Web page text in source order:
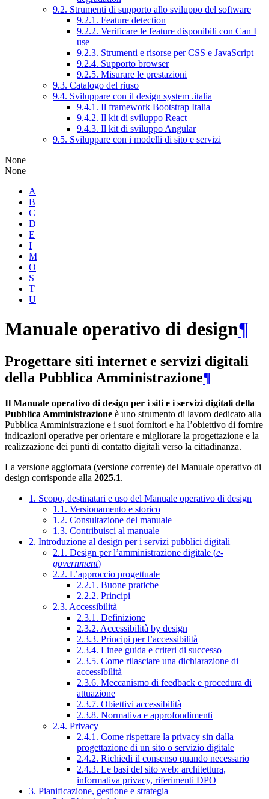
9.2. Strumenti di supporto allo sviluppo del software
9.2.1. Feature detection
9.2.2. Verificare le feature disponibili con Can I
use
9.2.3. Strumenti e risorse per CSS e JavaScript
9.2.4. Supporto browser
9.2.5. Misurare le prestazioni
9.3. Catalogo del riuso
9.4. Sviluppare con il design system .italia
9.4.1. Il framework Bootstrap Italia
9.4.2. Il kit di sviluppo React
9.4.3. Il kit di sviluppo Angular
9.5. Sviluppare con i modelli di sito e servizi
None
None
A
B
C
D
E
I
M
O
S
T
U
Manuale operativo di design¶
Progettare siti internet e servizi digitali
della Pubblica Amministrazione¶
Il Manuale operativo di design per i siti e i servizi digitali della
Pubblica Amministrazione è uno strumento di lavoro dedicato alla
Pubblica Amministrazione e i suoi fornitori e ha l’obiettivo di fornire
indicazioni operative per orientare e migliorare la progettazione e la
realizzazione dei punti di contatto digitali verso la cittadinanza.
La versione aggiornata (versione corrente) del Manuale operativo di
design corrisponde alla 2025.1.
1. Scopo, destinatari e uso del Manuale operativo di design
1.1. Versionamento e storico
1.2. Consultazione del manuale
1.3. Contribuisci al manuale
2. Introduzione al design per i servizi pubblici digitali
2.1. Design per l’amministrazione digitale (e-
government)
2.2. L’approccio progettuale
2.2.1. Buone pratiche
2.2.2. Principi
2.3. Accessibilità
2.3.1. Definizione
2.3.2. Accessibilità by design
2.3.3. Principi per l’accessibilità
2.3.4. Linee guida e criteri di successo
2.3.5. Come rilasciare una dichiarazione di
accessibilità
2.3.6. Meccanismo di feedback e procedura di
attuazione
2.3.7. Obiettivi accessibilità
2.3.8. Normativa e approfondimenti
2.4. Privacy
2.4.1. Come rispettare la privacy sin dalla
progettazione di un sito o servizio digitale
2.4.2. Richiedi il consenso quando necessario
2.4.3. Le basi del sito web: architettura,
informativa privacy, riferimenti DPO
3. Pianificazione, gestione e strategia